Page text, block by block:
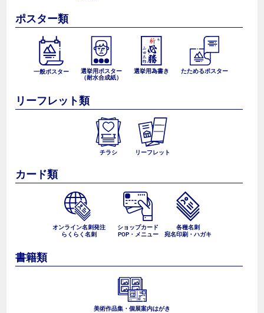
ポスター類
一般ポスター
選挙用ポスター
（耐水合成紙）
選挙用為書き たためるポスター
リーフレット類
チラシ リーフレット
カード類
オンライン名刺発注
らくらく名刺
ショップカード
POP・メニュー
各種名刺
宛名印刷・ハガキ
書籍類
美術作品集・個展案内はがき